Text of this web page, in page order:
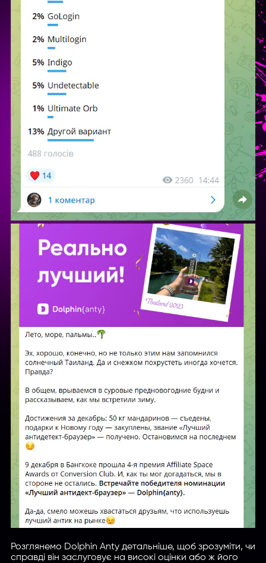
Розглянемо Dolphin Anty детальніше, щоб зрозуміти, чи
справді він заслуговує на високі оцінки або ж його